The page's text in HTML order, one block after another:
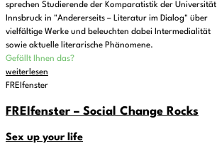
sprechen Studierende der Komparatistik der Universität
Innsbruck in "Andererseits – Literatur im Dialog" über
vielfältige Werke und beleuchten dabei Intermedialität
sowie aktuelle literarische Phänomene.
Gefällt Ihnen das?
weiterlesen
FREIfenster
FREIfenster – Social Change Rocks
Sex up your life